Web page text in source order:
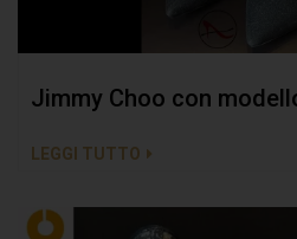
Jimmy Choo con
LEGGI TUTTO